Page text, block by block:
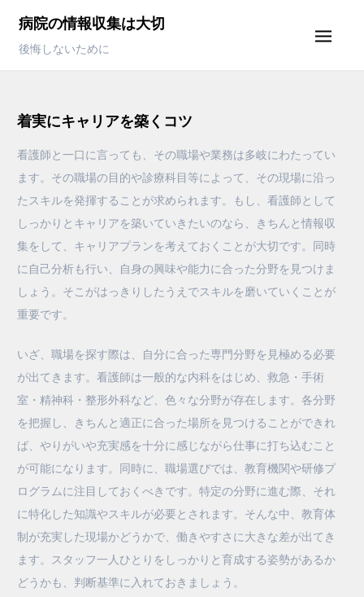
content
病院の情報収集は大切
後悔しないために
着実にキャリアを築くコツ
看護師と一口に言っても、その職場や業務は多岐にわたってい
ます。その職場の目的や診療科目等によって、その現場に沿っ
たスキルを発揮することが求められます。もし、看護師として
しっかりとキャリアを築いていきたいのなら、きちんと情報収
集をして、キャリアプランを考えておくことが大切です。同時
に自己分析も行い、自身の興味や能力に合った分野を見つけま
しょう。そこがはっきりしたうえでスキルを磨いていくことが
重要です。
いざ、職場を探す際は、自分に合った専門分野を見極める必要
が出てきます。看護師は一般的な内科をはじめ、救急・手術
室・精神科・整形外科など、色々な分野が存在します。各分野
を把握し、きちんと適正に合った場所を見つけることができれ
ば、やりがいや充実感を十分に感じながら仕事に打ち込むこと
が可能になります。同時に、職場選びでは、教育機関や研修プ
ログラムに注目しておくべきです。特定の分野に進む際、それ
に特化した知識やスキルが必要とされます。そんな中、教育体
制が充実した現場かどうかで、働きやすさに大きな差が出てき
ます。スタッフ一人ひとりをしっかりと育成する姿勢があるか
どうかも、判断基準に入れておきましょう。